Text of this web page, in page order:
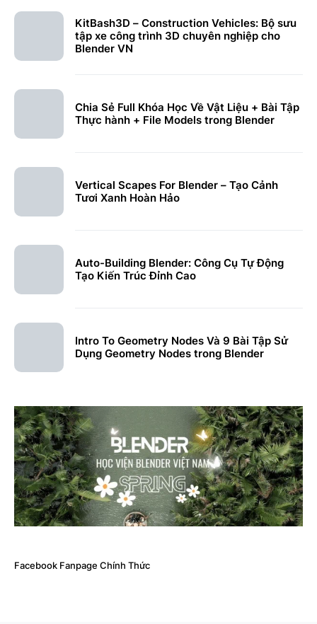
KitBash3D – Construction Vehicles: Bộ sưu
tập xe công trình 3D chuyên nghiệp cho
Blender VN
Chia Sẻ Full Khóa Học Về Vật Liệu + Bài Tập
Thực hành + File Models trong Blender
Vertical Scapes For Blender – Tạo Cảnh
Tươi Xanh Hoàn Hảo
Auto-Building Blender: Công Cụ Tự Động
Tạo Kiến Trúc Đỉnh Cao
Intro To Geometry Nodes Và 9 Bài Tập Sử
Dụng Geometry Nodes trong Blender
Facebook Fanpage Chính Thức